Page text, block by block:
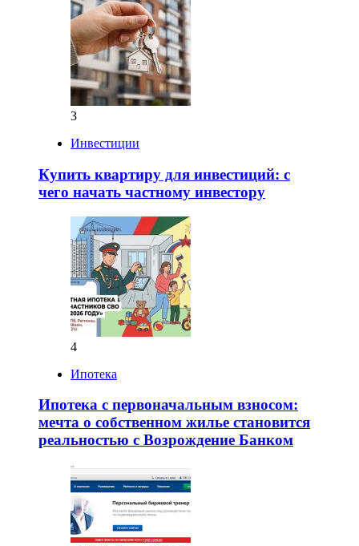
3
Инвестиции
Купить квартиру для инвестиций: с
чего начать частному инвестору
4
Ипотека
Ипотека с первоначальным взносом:
мечта о собственном жилье становится
реальностью с Возрождение Банком